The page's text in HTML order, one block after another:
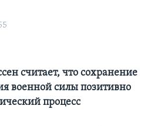
ИСТОРИЯ
считает, что сохранение
военной силы позитивно
процесс